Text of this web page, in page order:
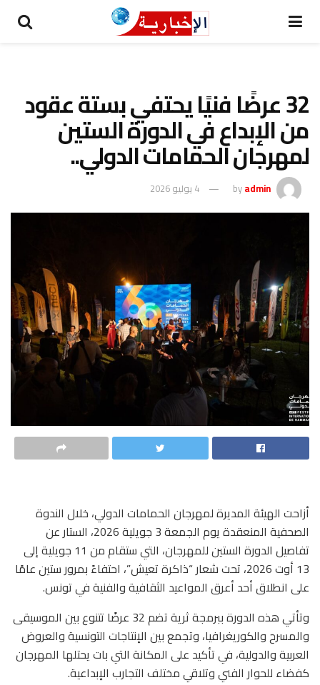
32 عرضًا فنيًا يحتفي بستة عقود
من الإبداع في الدورة الستين
لمهرجان الحمامات الدولي..
byadmin 4 يوليو 2026
أزاحت الهيئة المديرة لمهرجان الحمامات الدولي، خلال الندوة
الصحفية المنعقدة يوم الجمعة 3 جويلية 2026، الستار عن
تفاصيل الدورة الستين للمهرجان، التي ستقام من 11 جويلية إلى
13 أوت 2026، تحت شعار “ذاكرة تعيش”، احتفاءً بمرور ستين عامًا
على انطلاق أحد أعرق المواعيد الثقافية والفنية في تونس.
وتأتي هذه الدورة ببرمجة ثرية تضم 32 عرضًا تتنوع بين الموسيقى
والمسرح والكوريغرافيا، وتجمع بين الإنتاجات التونسية والعروض
العربية والدولية، في تأكيد على المكانة التي بات يحتلها المهرجان
كفضاء للحوار الفني وتلاقي مختلف التجارب الإبداعية.